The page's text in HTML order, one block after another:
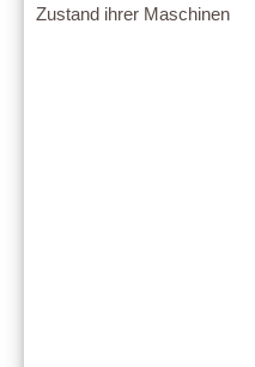
Zustand ihrer Maschinen